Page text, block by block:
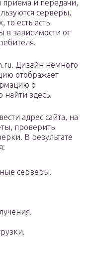
приема и передачи,
серверы,
есть есть
в зависимости от
Дизайн немного
отображает
о
здесь.
адрес сайта, на
проверить
В результате
серверы.